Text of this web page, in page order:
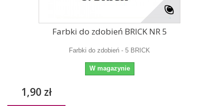
Farbki do zdobień BRICK NR 5
Farbki do zdobień - 5 BRICK
W magazynie
1,90 zł